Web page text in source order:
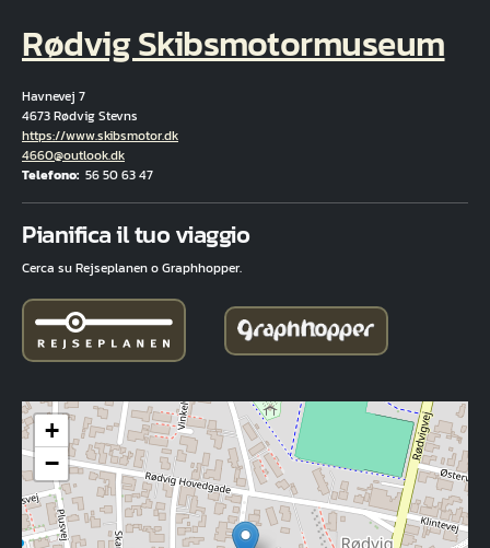
Rødvig Skibsmotormuseum
Havnevej 7
4673 Rødvig Stevns
Hjemmeside
https://www.skibsmotor.dk
E-mail
4660@outlook.dk
Telefono 56 50 63 47
Pianifica il tuo viaggio
Cerca su Rejseplanen o Graphhopper.
+
−